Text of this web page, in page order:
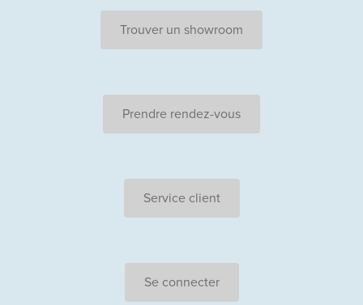
Trouver un showroom
Prendre rendez-vous
Service client
Se connecter